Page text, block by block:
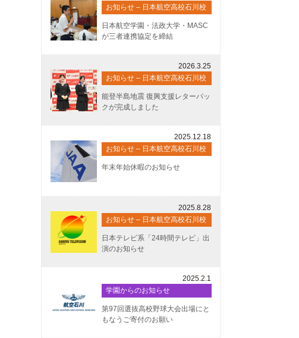
お知らせ – 日本航空高校石川校
日本航空学園・法政大学・MASC
が三者連携協定を締結
2026.3.25
お知らせ – 日本航空高校石川校
能登半島地震 復興支援レターパッ
クが完成しました
2025.12.18
お知らせ – 日本航空高校石川校
年末年始休暇のお知らせ
2025.8.28
お知らせ – 日本航空高校石川校
日本テレビ系「24時間テレビ」出
演のお知らせ
2025.2.1
学園からのお知らせ
第97回選抜高校野球大会出場にと
もなうご寄付のお願い